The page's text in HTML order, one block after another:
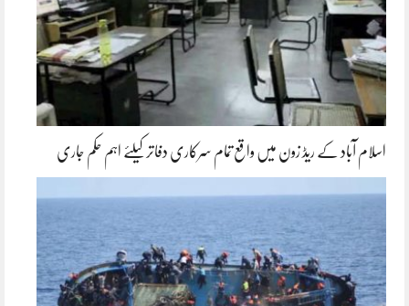
اسلام آباد کے ریڈ زون میں واقع تمام سرکاری دفاتر کیلئے اہم حکم جاری